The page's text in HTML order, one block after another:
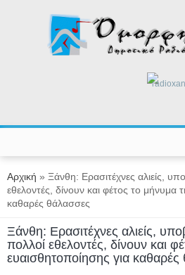
Είστε εδώ
Αρχική » Ξάνθη: Ερασιτέχνες αλιείς,
εθελοντές, δίνουν και φέτος το μήνυμα
καθαρές θάλασσες
Ξάνθη: Ερασιτέχνες αλιείς,
πολλοί εθελοντές, δίνουν και
ευαισθητοποίησης για